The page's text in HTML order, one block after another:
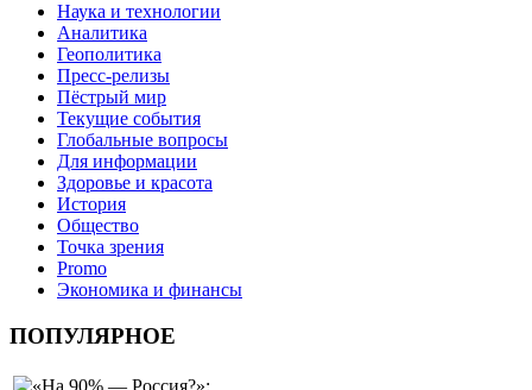
Наука и технологии
Аналитика
Геополитика
Пресс-релизы
Пёстрый мир
Текущие события
Глобальные вопросы
Для информации
Здоровье и красота
История
Общество
Точка зрения
Promo
Экономика и финансы
ПОПУЛЯРНОЕ